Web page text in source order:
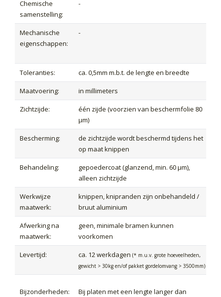
Chemische
samenstelling:
-
Mechanische
eigenschappen:
-
Toleranties: ca. 0,5mm m.b.t. de lengte en breedte
Maatvoering: in millimeters
Zichtzijde:
één zijde (voorzien van beschermfolie 80
µm)
Bescherming:
de zichtzijde wordt beschermd tijdens het
op maat knippen
Behandeling:
gepoedercoat (glanzend, min. 60 µm),
alleen zichtzijde
Werkwijze
maatwerk:
knippen, knipranden zijn onbehandeld /
bruut aluminium
Afwerking na
maatwerk:
geen, minimale bramen kunnen
voorkomen
Levertijd: ca. 12 werkdagen (* m.u.v. grote hoeveelheden,
gewicht > 30kg en/of pakket gordelomvang > 3500mm)
Bijzonderheden:
Bij platen met een lengte langer dan